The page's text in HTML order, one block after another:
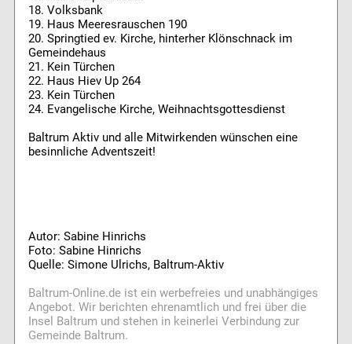
18. Volksbank
19. Haus Meeresrauschen 190
20. Springtied ev. Kirche, hinterher Klönschnack im
Gemeindehaus
21. Kein Türchen
22. Haus Hiev Up 264
23. Kein Türchen
24. Evangelische Kirche, Weihnachtsgottesdienst
Baltrum Aktiv und alle Mitwirkenden wünschen eine
besinnliche Adventszeit!
Autor: Sabine Hinrichs
Foto: Sabine Hinrichs
Quelle: Simone Ulrichs, Baltrum-Aktiv
Baltrum-Online.de ist ein werbefreies und unabhängiges
Angebot. Wir berichten ehrenamtlich und frei über die
Insel Baltrum und stehen in keinerlei Verbindung zur
Gemeinde Baltrum.